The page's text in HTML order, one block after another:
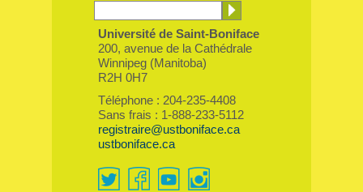
Université de Saint-Boniface
200, avenue de la Cathédrale
Winnipeg (Manitoba)
R2H 0H7
Téléphone : 204-235-4408
Sans frais : 1-888-233-5112
registraire@ustboniface.ca
ustboniface.ca